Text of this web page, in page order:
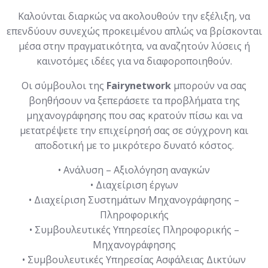
Καλούνται διαρκώς να ακολουθούν την εξέλιξη, να
επενδύουν συνεχώς προκειμένου απλώς να βρίσκονται
μέσα στην πραγματικότητα, να αναζητούν λύσεις ή
καινοτόμες ιδέες για να διαφοροποιηθούν.
Οι σύμβουλοι της Fairynetwork μπορούν να σας
βοηθήσουν να ξεπεράσετε τα προβλήματα της
μηχανογράφησης που σας κρατούν πίσω και να
μετατρέψετε την επιχείρησή σας σε σύγχρονη και
αποδοτική με το μικρότερο δυνατό κόστος.
• Ανάλυση – Αξιολόγηση αναγκών
• Διαχείριση έργων
• Διαχείριση Συστημάτων Μηχανογράφησης –
Πληροφορικής
• Συμβουλευτικές Υπηρεσίες Πληροφορικής –
Μηχανογράφησης
• Συμβουλευτικές Υπηρεσίας Ασφάλειας Δικτύων